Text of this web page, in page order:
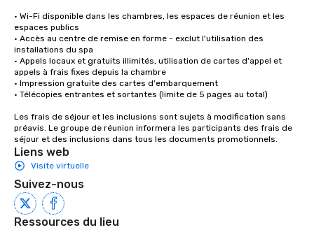
Lip Smacking Foodie
experiences can
as 500 guests,
choice for any
Stress-Free Booking
a tour is stress-free
• Wi-Fi disponible dans les chambres, les espaces de réunion et les
espaces publics
• Accès au centre de remise en forme - exclut l'utilisation des
installations du spa
• Appels locaux et gratuits illimités, utilisation de cartes d'appel et
appels à frais fixes depuis la chambre
• Impression gratuite des cartes d'embarquement
• Télécopies entrantes et sortantes (limite de 5 pages au total)
Les frais de séjour et les inclusions sont sujets à modification sans
préavis. Le groupe de réunion informera les participants des frais de
séjour et des inclusions dans tous les documents promotionnels.
Liens web
Visite virtuelle
Suivez-nous
Ressources du lieu